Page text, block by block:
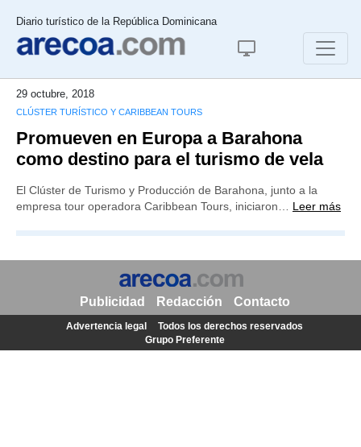
Diario turístico de la República Dominicana
29 octubre, 2018
CLÚSTER TURÍSTICO Y CARIBBEAN TOURS
Promueven en Europa a Barahona
como destino para el turismo de vela
El Clúster de Turismo y Producción de Barahona, junto a la
empresa tour operadora Caribbean Tours, iniciaron… Leer más
Publicidad Redacción Contacto
Advertencia legal
Todos los derechos reservados
Grupo Preferente